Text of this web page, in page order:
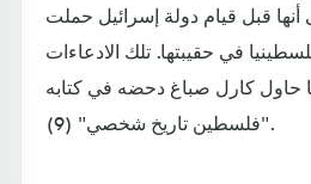
أنها قبل قيام دولة إسرائيل حملت
في حقيبتها. تلك الادعاءات
حاول كارل صباغ دحضه في كتابه
"فلسطين تاريخ شخصي" (9).